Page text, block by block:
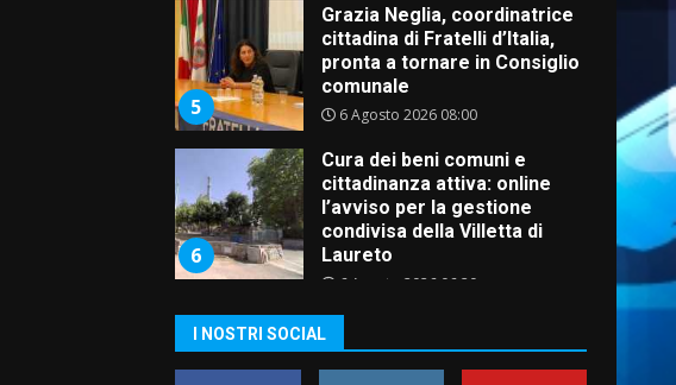
5
Grazia Neglia, coordinatrice
cittadina di Fratelli d’Italia,
pronta a tornare in Consiglio
comunale
6 Agosto 2026 08:00
6
Cura dei beni comuni e
cittadinanza attiva: online
l’avviso per la gestione
condivisa della Villetta di
Laureto
6 Agosto 2026 06:20
prima assoluta de “L’Albergo
Belvedere. Il rapimento”
I NOSTRI SOCIAL